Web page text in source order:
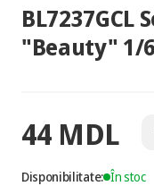
BL7237GCL
"Beauty" 1/
44 MDL
Disponibilitate: În stoc